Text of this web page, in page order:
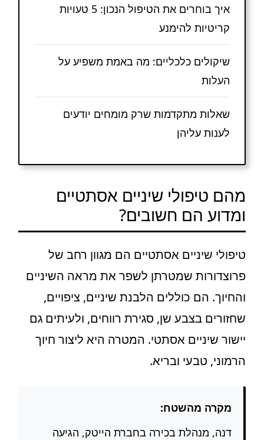
איך בוחרים את הטיפול הנכון: 5 טעויות
קריטיות להימנע
שיקולים כלכליים: מה באמת משפיע על
העלות
שאלות מתקדמות שרק מומחים יודעים
לענות עליהן
מהם טיפולי שיניים אסתטיים
ומדוע הם חשובים?
טיפולי שיניים אסתטיים הם מגוון רחב של
פרוצדורות שמטרתן לשפר את מראה השיניים
והחיוך. הם כוללים הלבנת שיניים, ציפויים,
שחזורים בצבע שן, סגירת רווחים, ולעיתים גם
יישור שיניים אסתטי. המטרה היא ליצור חיוך
הרמוני, טבעי ובריא.
מקרה מהשטח:
דנה, מנהלת בכירה בחברת הייטק, הגיעה